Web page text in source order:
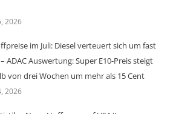
2026
im Juli: Diesel verteuert sich um fast
ADAC Auswertung: Super E10-Preis steigt
von drei Wochen um mehr als 15 Cent
2026